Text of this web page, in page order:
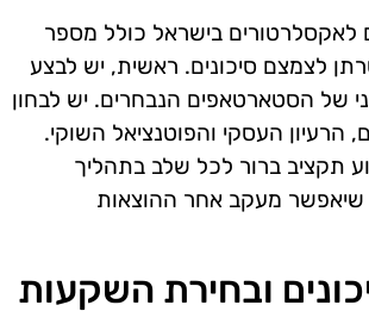
לאקסלרטורים בישראל כולל מספר
לצמצם סיכונים. ראשית, יש לבצע
של הסטארטאפים הנבחרים. יש לבחון
הרעיון העסקי והפוטנציאל השוקי.
תקציב ברור לכל שלב בתהליך
מעקב אחר ההוצאות
ובחירת השקעות